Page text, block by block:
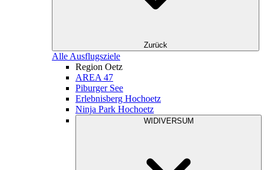
Zurück
Alle Ausflugsziele
Region Oetz
AREA 47
Piburger See
Erlebnisberg Hochoetz
Ninja Park Hochoetz
WIDIVERSUM